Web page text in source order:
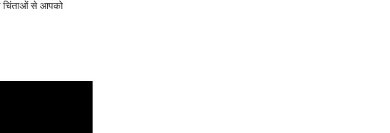
चिंताओं से आपको